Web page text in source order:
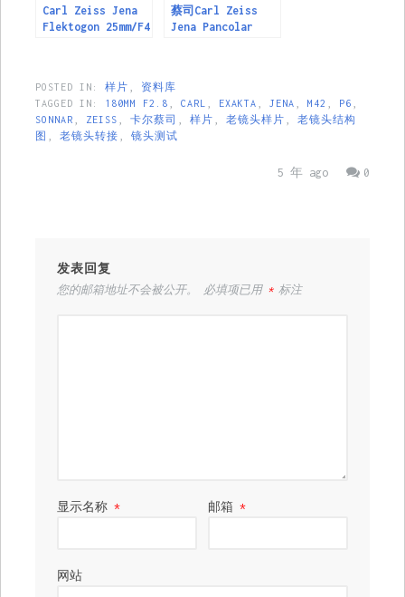
Carl Zeiss Jena
Flektogon 25mm/F4
蔡司Carl Zeiss
Jena Pancolar
POSTED IN: 样片
资料库
TAGGED IN: 180MM F2.8 CARL EXAKTA JENA M42 P6
SONNAR
ZEISS 卡尔蔡司 样片 老镜头样片
老镜头结构
图
老镜头转接 镜头测试
0
5 年 ago
发表回复
您的邮箱地址不会被公开。 必填项已用 *标注
显示名称 * 邮箱*
网站